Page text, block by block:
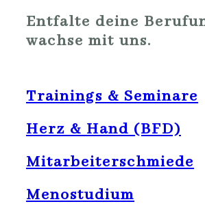
Entfalte deine
wachse mit uns.
Trainings & Seminare
Herz & Hand (BFD)
Mitarbeiterschmiede
Menostudium